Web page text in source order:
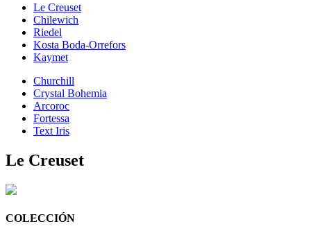
Le Creuset
Chilewich
Riedel
Kosta Boda-Orrefors
Kaymet
Churchill
Crystal Bohemia
Arcoroc
Fortessa
Text Iris
Le Creuset
COLECCIÓN